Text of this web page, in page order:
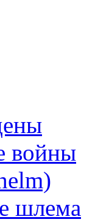
войны
шлема